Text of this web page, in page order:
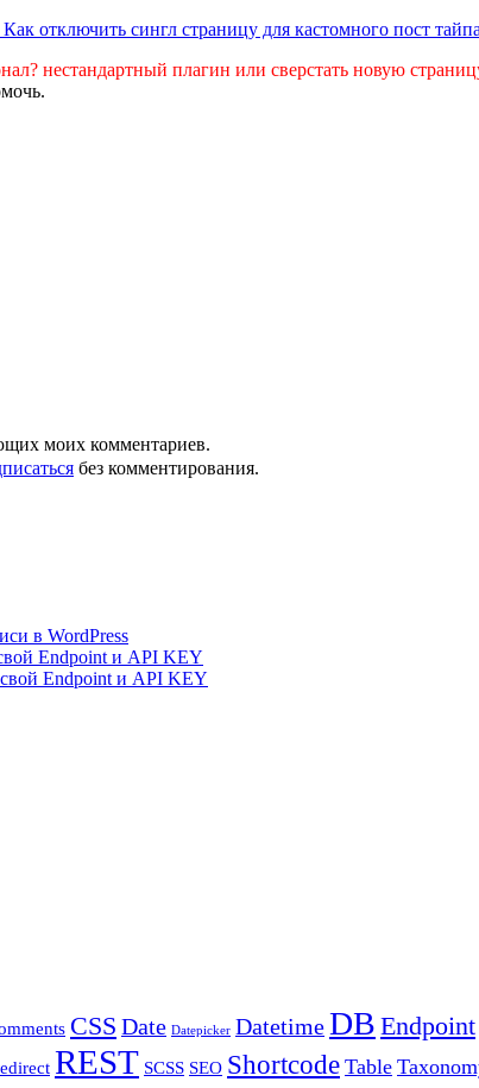
отключить сингл страницу для кастомного пост тайпа
нестандартный плагин или сверстать новую
моих комментариев.
без комментирования.
в WordPress
Endpoint и API KEY
Endpoint и API KEY
CSS Date Datepicker DatetimeDB Endpoint
REST SCSS SEO Shortcode Table